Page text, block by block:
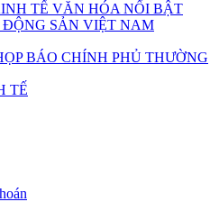
TẾ VĂN HÓA NỔI BẬT
SẢN VIỆT NAM
BÁO CHÍNH PHỦ THƯỜNG
TẾ